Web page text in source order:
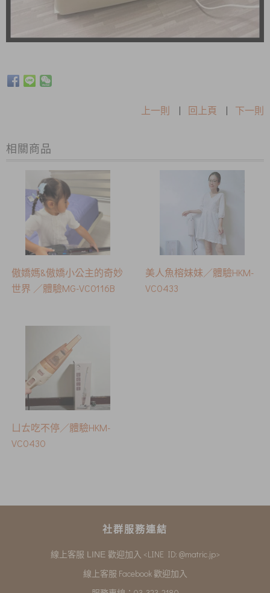
上一則 | 回上頁 | 下一則
相關商品
傲嬌媽&傲嬌小公主的奇妙
世界 ／體驗MG-VC0116B
美人魚榕妹妹／體驗HKM-
VC0433
ㄩㄊ吃不停／體驗HKM-
VC0430
社群服務連結
線上客服 LINE 歡迎加入 <LINE ID: @matric.jp>
線上客服 Facebook 歡迎加入